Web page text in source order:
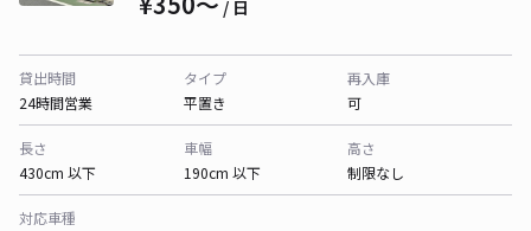
/ 日
貸出時間
24時間営業
タイプ
平置き
再入庫
可
長さ
430cm 以下
車幅
190cm 以下
高さ
制限なし
対応車種